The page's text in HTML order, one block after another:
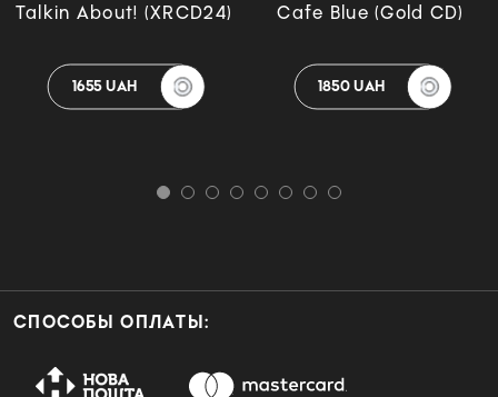
Talkin About! (XRCD24)
1655 UAH
Cafe Blue (Gold CD)
1850 UAH
СПОСОБЫ ОПЛАТЫ: